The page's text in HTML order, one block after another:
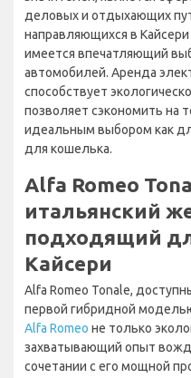
деловых и отдыхающих
направляющихся в Кайсери
имеется впечатляющий
автомобилей. Аренда
способствует
позволяет сэкономить на
идеальным выбором как
для кошелька.
Alfa Romeo
итальянский
подходящий
Кайсери
Alfa Romeo Tonale,
первой гибридной
Alfa Romeo не только
захватывающий опыт
сочетании с его мощной